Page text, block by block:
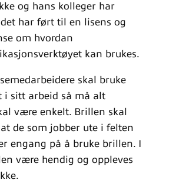
og hans kolleger har
har ført til en lisens og
om hvordan
kan brukes.
skal bruke
i sitt arbeid så må alt
være enkelt. Brillen skal
de som jobber ute i felten
engang på å bruke brillen. I
være hendig og oppleves